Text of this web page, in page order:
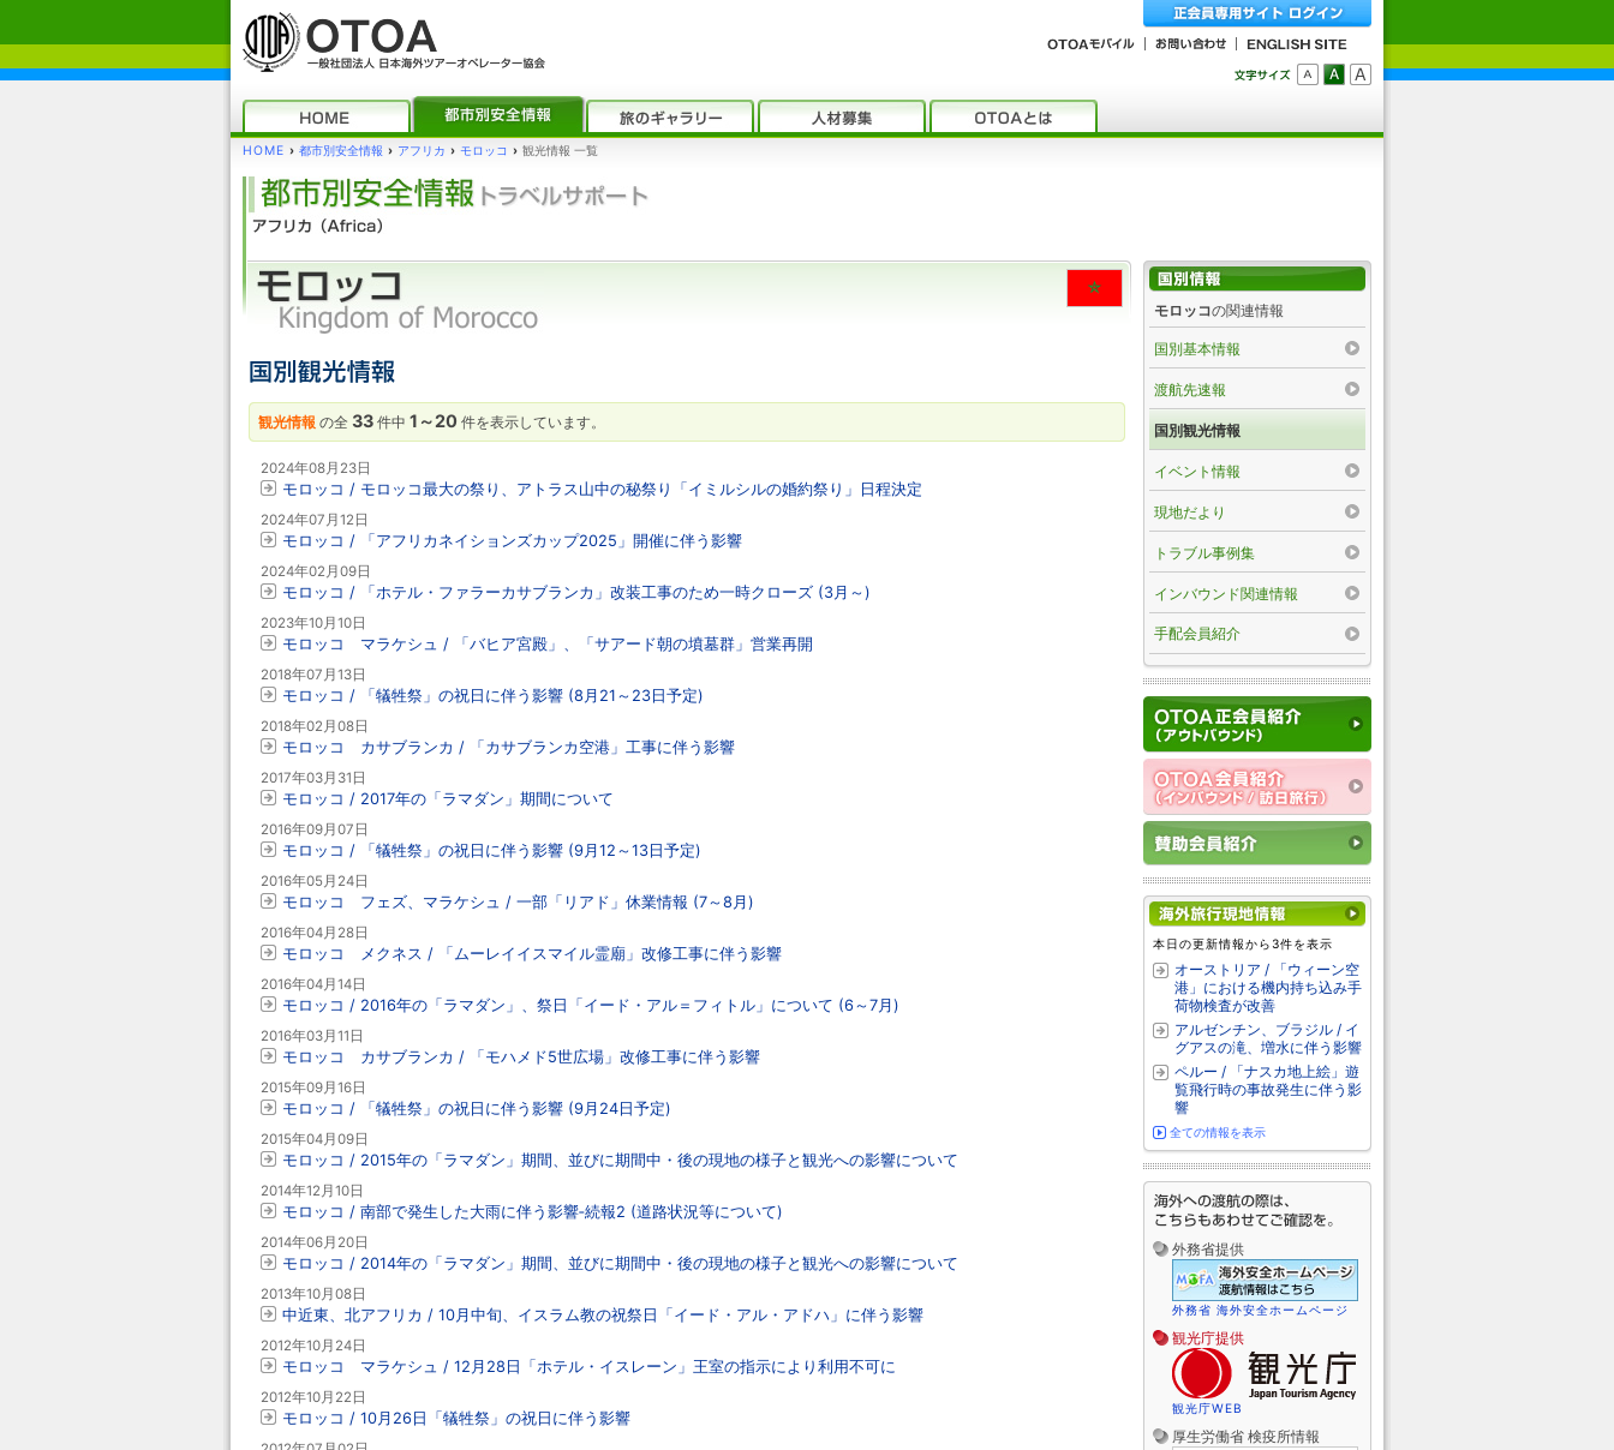
HOME › 都市別安全情報 › アフリカ › モロッコ › 観光情報 一覧
観光情報 の全 33 件中 1～20 件を表示しています。
2024年08月23日
モロッコ / モロッコ最大の祭り、アトラス山中の秘祭り「イミルシルの婚約祭り」日程決定
2024年07月12日
モロッコ / 「アフリカネイションズカップ2025」開催に伴う影響
2024年02月09日
モロッコ / 「ホテル・ファラーカサブランカ」改装工事のため一時クローズ (3月～)
2023年10月10日
モロッコ マラケシュ / 「バヒア宮殿」、「サアード朝の墳墓群」営業再開
2018年07月13日
モロッコ / 「犠牲祭」の祝日に伴う影響 (8月21～23日予定)
2018年02月08日
モロッコ カサブランカ / 「カサブランカ空港」工事に伴う影響
2017年03月31日
モロッコ / 2017年の「ラマダン」期間について
2016年09月07日
モロッコ / 「犠牲祭」の祝日に伴う影響 (9月12～13日予定)
2016年05月24日
モロッコ フェズ、マラケシュ / 一部「リアド」休業情報 (7～8月)
2016年04月28日
モロッコ メクネス / 「ムーレイイスマイル霊廟」改修工事に伴う影響
2016年04月14日
モロッコ / 2016年の「ラマダン」、祭日「イード・アル＝フィトル」について (6～7月)
2016年03月11日
モロッコ カサブランカ / 「モハメド5世広場」改修工事に伴う影響
2015年09月16日
モロッコ / 「犠牲祭」の祝日に伴う影響 (9月24日予定)
2015年04月09日
モロッコ / 2015年の「ラマダン」期間、並びに期間中・後の現地の様子と観光への影響について
2014年12月10日
モロッコ / 南部で発生した大雨に伴う影響‐続報2 (道路状況等について)
2014年06月20日
モロッコ / 2014年の「ラマダン」期間、並びに期間中・後の現地の様子と観光への影響について
2013年10月08日
中近東、北アフリカ / 10月中旬、イスラム教の祝祭日「イード・アル・アドハ」に伴う影響
2012年10月24日
モロッコ マラケシュ / 12月28日「ホテル・イスレーン」王室の指示により利用不可に
2012年10月22日
モロッコ / 10月26日「犠牲祭」の祝日に伴う影響
モロッコの関連情報
国別基本情報
渡航先速報
国別観光情報
イベント情報
現地だより
トラブル事例集
インバウンド関連情報
手配会員紹介
本日の更新情報から3件を表示
オーストリア / 「ウィーン空
港」における機内持ち込み手
荷物検査が改善
アルゼンチン、ブラジル / イ
グアスの滝、増水に伴う影響
ペルー / 「ナスカ地上絵」遊
覧飛行時の事故発生に伴う影
響
全ての情報を表示
外務省提供
外務省 海外安全ホームページ
観光庁提供
観光庁WEB
厚生労働省 検疫所情報